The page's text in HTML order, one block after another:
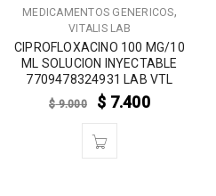
MEDICAMENTOS GENERICOS,
VITALIS LAB
CIPROFLOXACINO 100 MG/10
ML SOLUCION INYECTABLE
7709478324931 LAB VTL
$9.000 $ 7.400